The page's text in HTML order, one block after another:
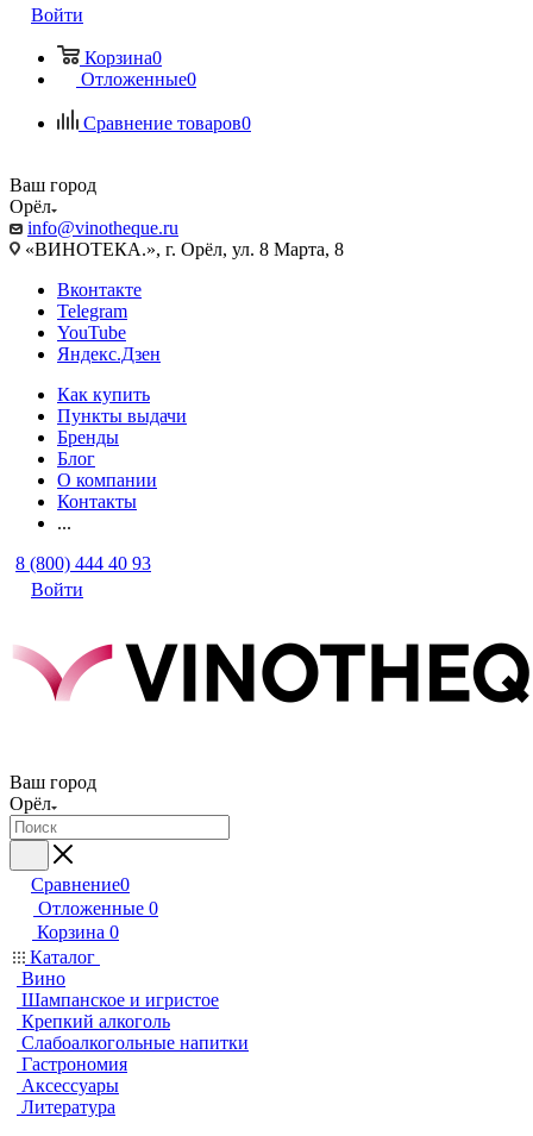
Войти
Корзина0
Отложенные0
Сравнение товаров0
Ваш город
Орёл
info@vinotheque.ru
«ВИНОТЕКА.», г. Орёл, ул. 8 Марта, 8
Вконтакте
Telegram
YouTube
Яндекс.Дзен
Как купить
Пункты выдачи
Бренды
Блог
О компании
Контакты
...
8 (800) 444 40 93
Войти
Ваш город
Орёл
Сравнение0
Отложенные 0
Корзина 0
Каталог
Вино
Шампанское и игристое
Крепкий алкоголь
Слабоалкогольные напитки
Гастрономия
Аксессуары
Литература